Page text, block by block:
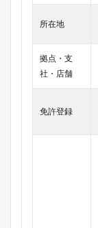
所在地
拠点・支
社・店舗
免許登録